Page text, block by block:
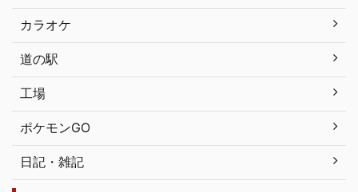
カラオケ
道の駅
工場
ポケモンGO
日記・雑記